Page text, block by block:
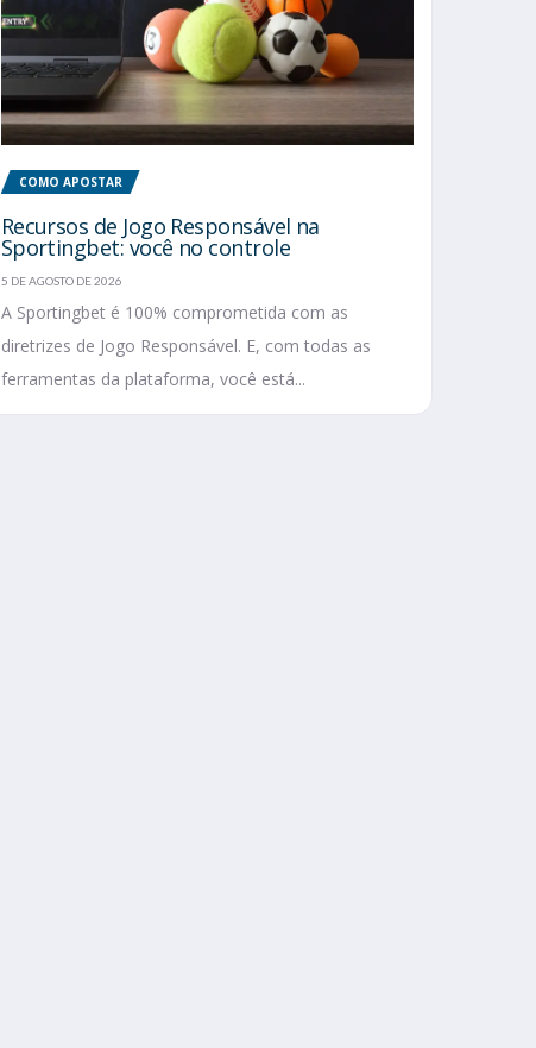
COMO APOSTAR
Recursos de Jogo Responsável na
Sportingbet: você no controle
5 DE AGOSTO DE 2026
A Sportingbet é 100% comprometida com as
diretrizes de Jogo Responsável. E, com todas as
ferramentas da plataforma, você está...